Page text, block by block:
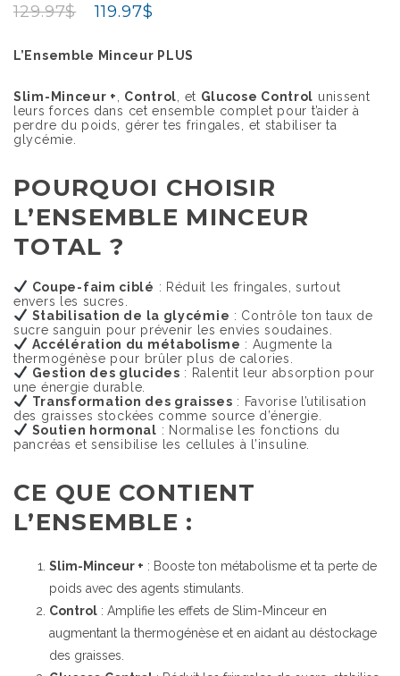
129.97$ 119.97$
L’Ensemble Minceur PLUS
Slim-Minceur + Control , et Glucose Control unissent
leurs forces dans cet ensemble complet pour t’aider à
perdre du poids, gérer tes fringales, et stabiliser ta
glycémie.
POURQUOI CHOISIR
L’ENSEMBLE MINCEUR
TOTAL ?
Coupe-faim ciblé : Réduit les fringales, surtout
envers les sucres.
Stabilisation de la glycémie : Contrôle ton taux de
sucre sanguin pour prévenir les envies soudaines.
Accélération du métabolisme : Augmente la
thermogénèse pour brûler plus de calories.
Gestion des glucides : Ralentit leur absorption pour
une énergie durable.
Transformation des graisses : Favorise l’utilisation
des graisses stockées comme source d’énergie.
Soutien hormonal : Normalise les fonctions du
pancréas et sensibilise les cellules à l’insuline.
CE QUE CONTIENT
L’ENSEMBLE :
Slim-Minceur + : Booste ton métabolisme et ta perte de
poids avec des agents stimulants.
Control : Amplifie les effets de Slim-Minceur en
augmentant la thermogénèse et en aidant au déstockage
des graisses.